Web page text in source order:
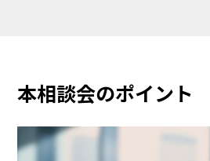
本相談会のポイント